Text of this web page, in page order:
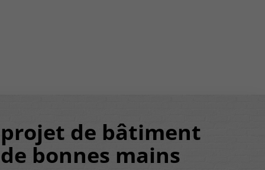
de bâtiment
bonnes mains